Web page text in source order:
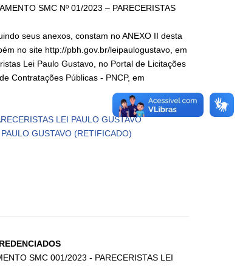
SMC Nº 01/2023 – PARECERISTAS
seus anexos, constam no ANEXO II desta
no site http://pbh.gov.br/leipaulogustavo, em
Lei Paulo Gustavo, no Portal de Licitações
Contratações Públicas - PNCP, em
LEI PAULO GUSTAVO
GUSTAVO (RETIFICADO)
SMC 001/2023 - PARECERISTAS LEI